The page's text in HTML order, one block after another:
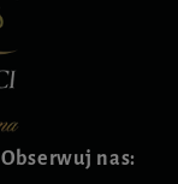
Obserwuj nas: